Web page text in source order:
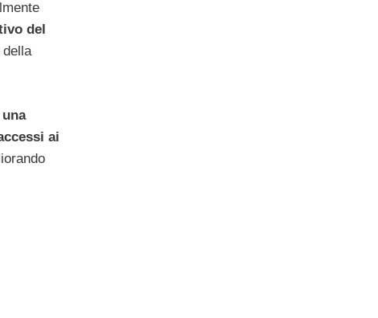
del
della
ai